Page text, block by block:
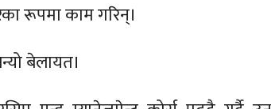
रूपमा काम गरिन्।
बेलायत।